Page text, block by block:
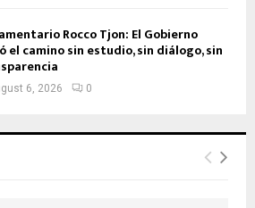
Rocco Tjon: El Gobierno
el camino sin estudio, sin diálogo, sin
6, 2026 0